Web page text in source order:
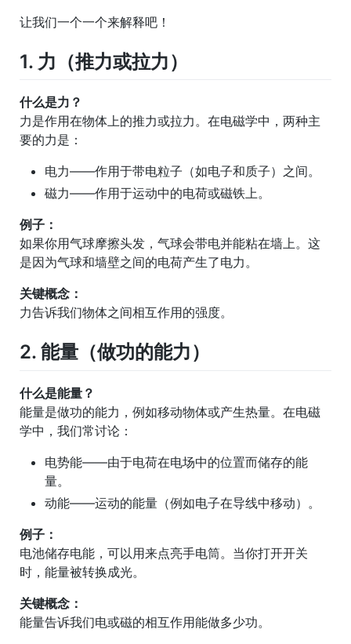
让我们一个一个来解释吧！
1. 力（推力或拉力）
什么是力？
力是作用在物体上的推力或拉力。在电磁学中，两种主
要的力是：
电力——作用于带电粒子（如电子和质子）之间。
磁力——作用于运动中的电荷或磁铁上。
例子：
如果你用气球摩擦头发，气球会带电并能粘在墙上。这
是因为气球和墙壁之间的电荷产生了电力。
关键概念：
力告诉我们物体之间相互作用的强度。
2. 能量（做功的能力）
什么是能量？
能量是做功的能力，例如移动物体或产生热量。在电磁
学中，我们常讨论：
电势能——由于电荷在电场中的位置而储存的能
量。
动能——运动的能量（例如电子在导线中移动）。
例子：
电池储存电能，可以用来点亮手电筒。当你打开开关
时，能量被转换成光。
关键概念：
能量告诉我们电或磁的相互作用能做多少功。